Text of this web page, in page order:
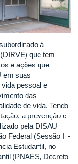
à
que tem
e ações que
em suas
pessoal e
das
de vida. Tendo
a prevenção e
pela DISAU
Federal (Sessão II -
Estudantil, no
(PNAES, Decreto